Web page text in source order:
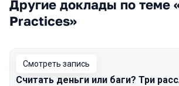
Другие доклады по теме
Practices»
Смотреть запись
Считать деньги или баги? Три